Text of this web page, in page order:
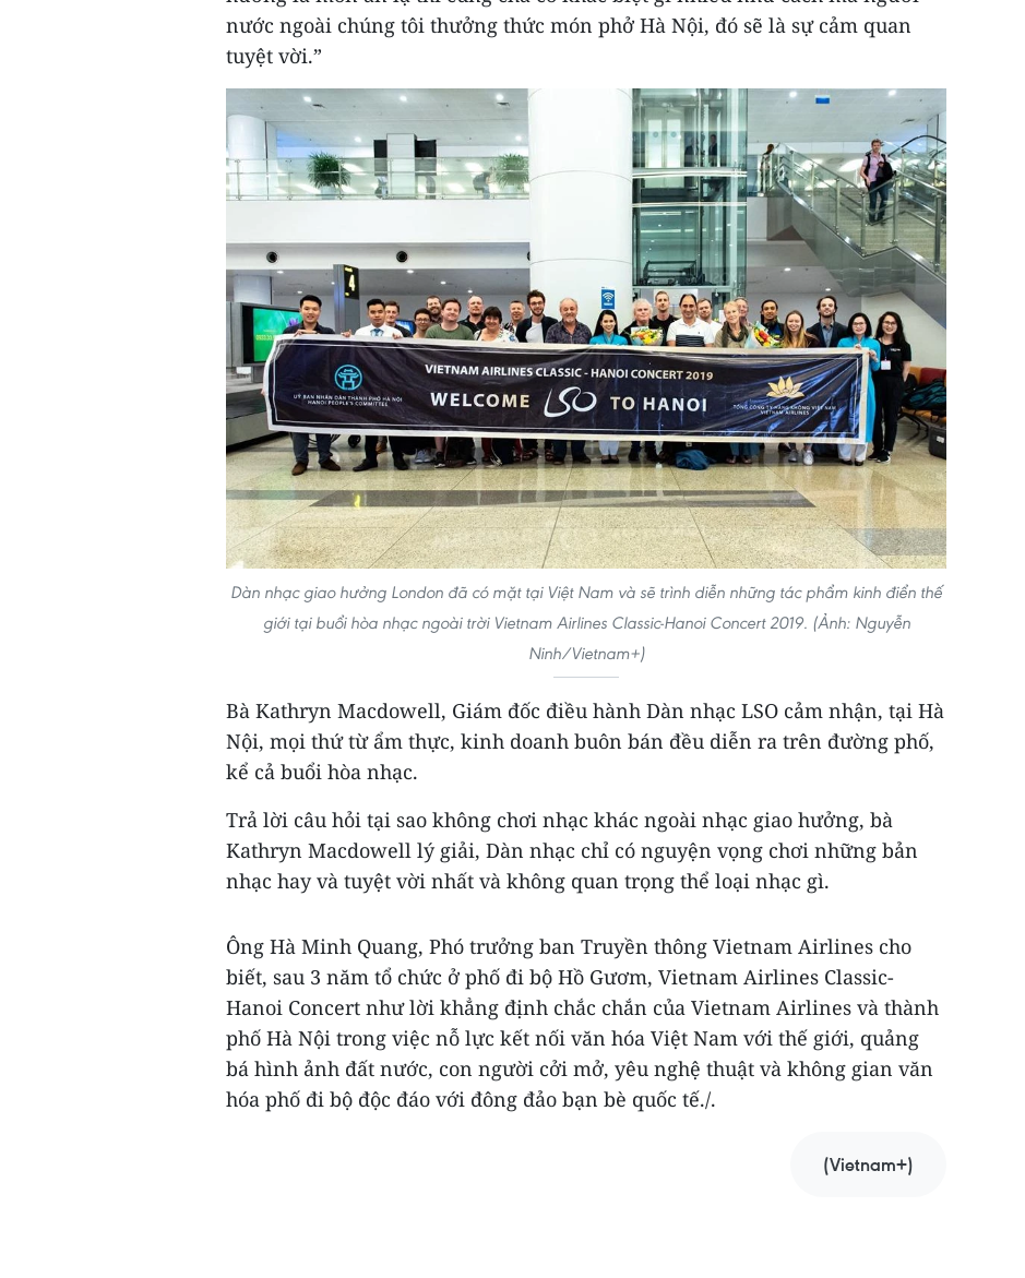
nước ngoài chúng tôi thưởng thức món phở Hà Nội, đó sẽ là sự cảm quan
tuyệt vời.”
Dàn nhạc giao hưởng London đã có mặt tại Việt Nam và sẽ trình diễn những tác phẩm kinh điển thế
giới tại buổi hòa nhạc ngoài trời Vietnam Airlines Classic-Hanoi Concert 2019. (Ảnh: Nguyễn
Ninh/Vietnam+)
Bà Kathryn Macdowell, Giám đốc điều hành Dàn nhạc LSO cảm nhận, tại Hà
Nội, mọi thứ từ ẩm thực, kinh doanh buôn bán đều diễn ra trên đường phố,
kể cả buổi hòa nhạc.
Trả lời câu hỏi tại sao không chơi nhạc khác ngoài nhạc giao hưởng, bà
Kathryn Macdowell lý giải, Dàn nhạc chỉ có nguyện vọng chơi những bản
nhạc hay và tuyệt vời nhất và không quan trọng thể loại nhạc gì.
Ông Hà Minh Quang, Phó trưởng ban Truyền thông Vietnam Airlines cho
biết, sau 3 năm tổ chức ở phố đi bộ Hồ Gươm, Vietnam Airlines Classic-
Hanoi Concert như lời khẳng định chắc chắn của Vietnam Airlines và thành
phố Hà Nội trong việc nỗ lực kết nối văn hóa Việt Nam với thế giới, quảng
bá hình ảnh đất nước, con người cởi mở, yêu nghệ thuật và không gian văn
hóa phố đi bộ độc đáo với đông đảo bạn bè quốc tế./.
(Vietnam+)